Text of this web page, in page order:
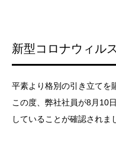
新型コロナウィル
平素より格別の引き立てを
この度、弊社社員が8月10
していることが確認されま